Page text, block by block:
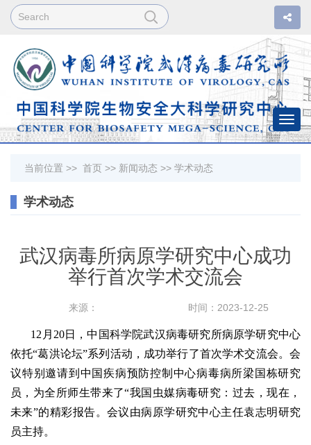
当前位置 >> 首页 >> 新闻动态 >> 学术动态
学术动态
武汉病毒所病原学研究中心成功
举行首次学术交流会
来源： 时间：2023-12-25
12月20日，中国科学院武汉病毒研究所病原学研究中心
依托“葛洪论坛”系列活动，成功举行了首次学术交流会。会
议特别邀请到中国疾病预防控制中心病毒病所梁国栋研究
员，为全所师生带来了“我国虫媒病毒研究：过去，现在，
未来”的精彩报告。会议由病原学研究中心主任袁志明研究
员主持。